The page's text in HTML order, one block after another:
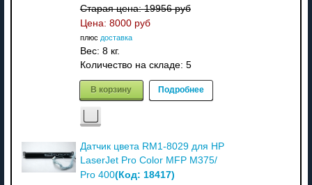
Старая цена:19956 руб
Цена: 8000 руб
плюс доставка
Вес: 8 кг.
Количество на складе: 5
В корзину Подробнее
Датчик цвета RM1-8029 для HP
LaserJet Pro Color MFP M375/
Pro 400(Код: 18417)